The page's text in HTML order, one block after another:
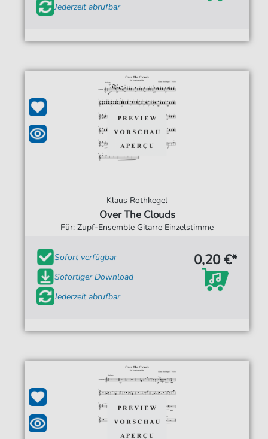
Jederzeit abrufbar
Klaus Rothkegel
Over The Clouds
Für: Zupf-Ensemble Gitarre Einzelstimme
Sofort verfügbar
Sofortiger Download
Jederzeit abrufbar
0,20 €*